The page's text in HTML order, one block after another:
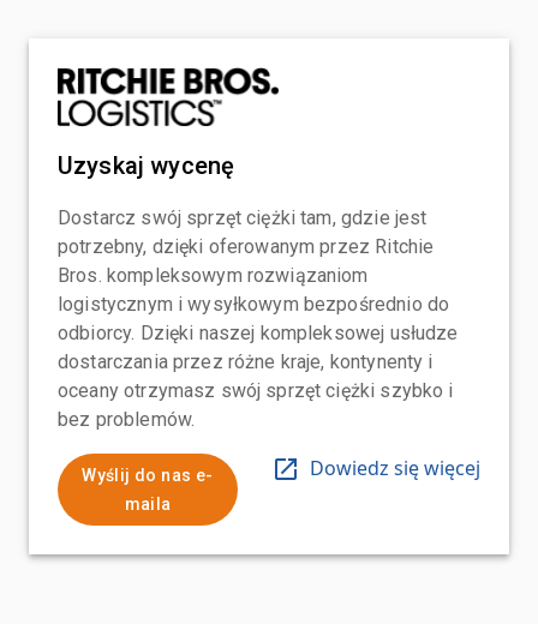
Uzyskaj wycenę
Dostarcz swój sprzęt ciężki tam, gdzie jest
potrzebny, dzięki oferowanym przez Ritchie
Bros. kompleksowym rozwiązaniom
logistycznym i wysyłkowym bezpośrednio do
odbiorcy. Dzięki naszej kompleksowej usłudze
dostarczania przez różne kraje, kontynenty i
oceany otrzymasz swój sprzęt ciężki szybko i
bez problemów.
Wyślij do nas e-
maila
Dowiedz się więcej